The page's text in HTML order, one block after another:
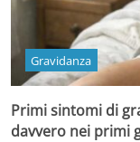
Gravidanza
Primi sintomi di
davvero nei primi